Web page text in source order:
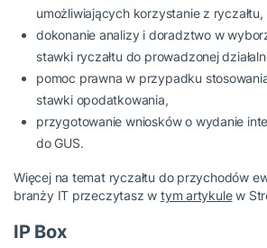
umożliwiających korzystanie z ryczałtu,
dokonanie analizy i doradztwo w
stawki ryczałtu do prowadzonej
pomoc prawna w przypadku
stawki opodatkowania,
przygotowanie wniosków o wydanie
do GUS.
Więcej na temat ryczałtu do przychodów
branży IT przeczytasz w tym artykulew
IP Box